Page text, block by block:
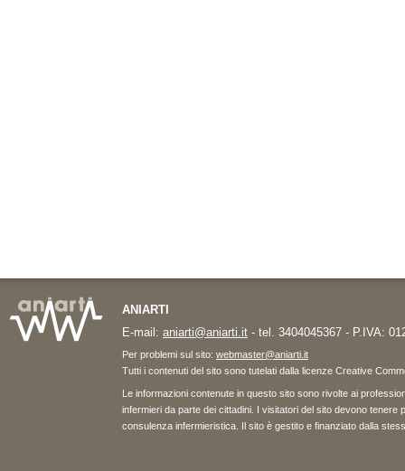
ANIARTI
E-mail: aniarti@aniarti.it - tel. 3404045367 - P.IVA:
Per problemi sul sito: webmaster@aniarti.it
Tutti i contenuti del sito sono tutelati dalla licenze Creative
Le informazioni contenute in questo sito sono rivolte ai
infermieri da parte dei cittadini. I visitatori del sito devono
consulenza infermieristica. Il sito è gestito e finanziato dalla